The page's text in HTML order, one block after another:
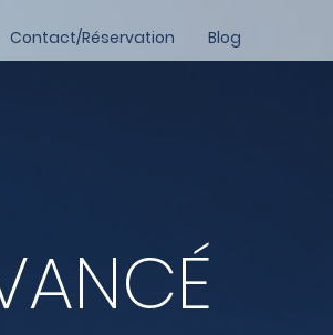
Contact/Réservation Blog